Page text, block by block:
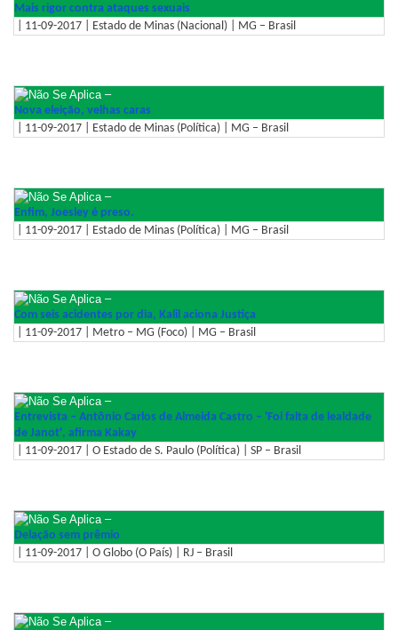
Mais rigor contra ataques sexuais
| 11-09-2017 | Estado de Minas (Nacional) | MG – Brasil
–
Nova eleição, velhas caras
| 11-09-2017 | Estado de Minas (Política) | MG – Brasil
–
Enfim, Joesley é preso.
| 11-09-2017 | Estado de Minas (Política) | MG – Brasil
–
Com seis acidentes por dia, Kalil aciona Justiça
| 11-09-2017 | Metro – MG (Foco) | MG – Brasil
–
Entrevista – Antônio Carlos de Almeida Castro – 'Foi falta de lealdade
de Janot', afirma Kakay
| 11-09-2017 | O Estado de S. Paulo (Política) | SP – Brasil
–
Delação sem prêmio
| 11-09-2017 | O Globo (O País) | RJ – Brasil
–